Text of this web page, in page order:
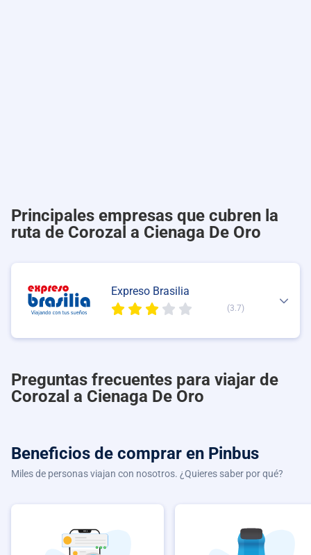
Principales empresas que cubren la
ruta de Corozal a Cienaga De Oro
Expreso Brasilia
(3.7)
Preguntas frecuentes para viajar de
Corozal a Cienaga De Oro
Beneficios de comprar en Pinbus
Miles de personas viajan con nosotros. ¿Quieres saber por qué?